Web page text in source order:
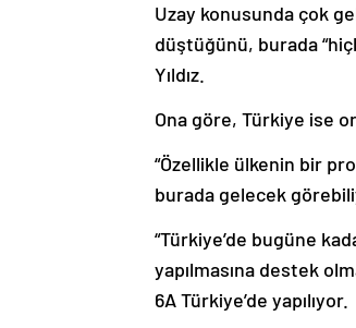
Uzay konusunda çok
düştüğünü, burada
Yıldız.
Ona göre, Türkiye ise
“Özellikle ülkenin bir
burada gelecek
“Türkiye’de bugüne
yapılmasına destek
6A Türkiye’de yapılıyor.